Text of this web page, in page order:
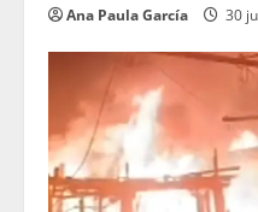
Ana Paula García 30